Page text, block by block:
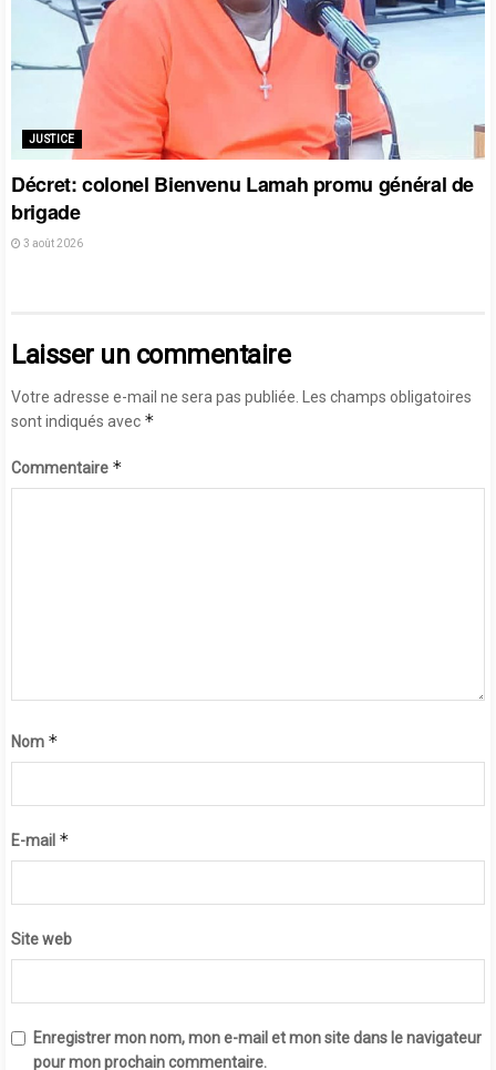
JUSTICE
Décret: colonel Bienvenu Lamah promu général de
brigade
3 août 2026
Laisser un commentaire
Votre adresse e-mail ne sera pas publiée.
Les champs obligatoires
sont indiqués avec *
Commentaire *
Nom *
E-mail *
Site web
Enregistrer mon nom, mon e-mail et mon site dans le navigateur
pour mon prochain commentaire.